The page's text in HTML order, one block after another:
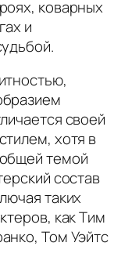
коварных
и
своей
хотя в
темой
состав
таких
как Тим
Том Уэйтс